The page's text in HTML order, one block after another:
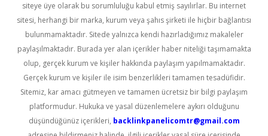
siteye üye olarak bu sorumluluğu kabul etmiş sayılırlar. Bu internet
sitesi, herhangi bir marka, kurum veya şahıs şirketi ile hiçbir bağlantısı
bulunmamaktadır. Sitede yalnızca kendi hazırladığımız makaleler
paylaşılmaktadır. Burada yer alan içerikler haber niteliği taşımamakta
olup, gerçek kurum ve kişiler hakkında paylaşım yapılmamaktadır.
Gerçek kurum ve kişiler ile isim benzerlikleri tamamen tesadüfidir.
Sitemiz, kar amacı gütmeyen ve tamamen ücretsiz bir bilgi paylaşım
platformudur. Hukuka ve yasal düzenlemelere aykırı olduğunu
düşündüğünüz içerikleri, backlinkpanelicomtr@gmail.com